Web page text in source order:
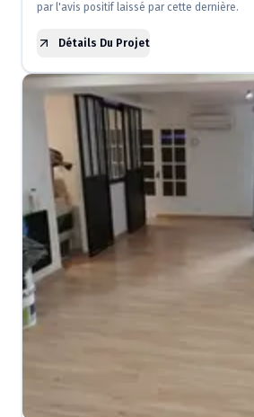
par l'avis positif laissé par cette dernière.
Détails Du Projet